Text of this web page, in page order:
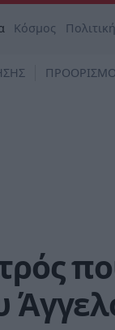
Κόσμος Πολιτική